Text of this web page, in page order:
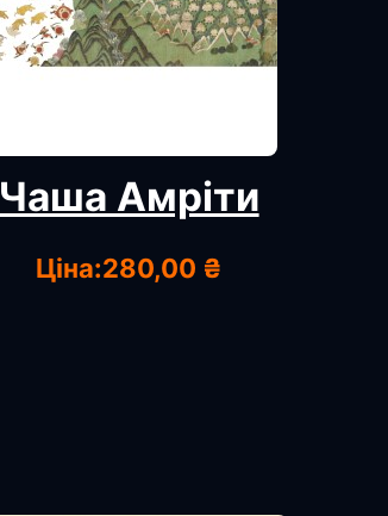
Чаша Амріти
Ціна:280,00 ₴